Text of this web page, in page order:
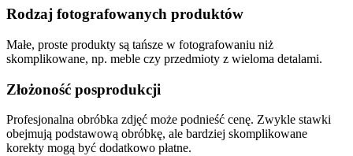
Rodzaj fotografowanych produktów
Małe, proste produkty są tańsze w fotografowaniu niż
skomplikowane, np. meble czy przedmioty z wieloma detalami.
Złożoność posprodukcji
Profesjonalna obróbka zdjęć może podnieść cenę. Zwykle stawki
obejmują podstawową obróbkę, ale bardziej skomplikowane
korekty mogą być dodatkowo płatne.